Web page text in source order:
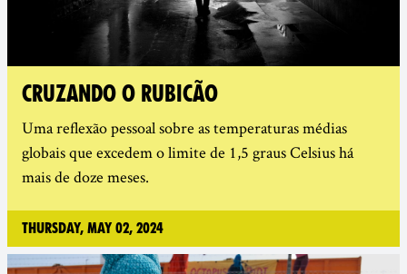
CRUZANDO O RUBICÃO
Uma reflexão pessoal sobre as temperaturas médias
globais que excedem o limite de 1,5 graus Celsius há
mais de doze meses.
Thursday, May 02, 2024